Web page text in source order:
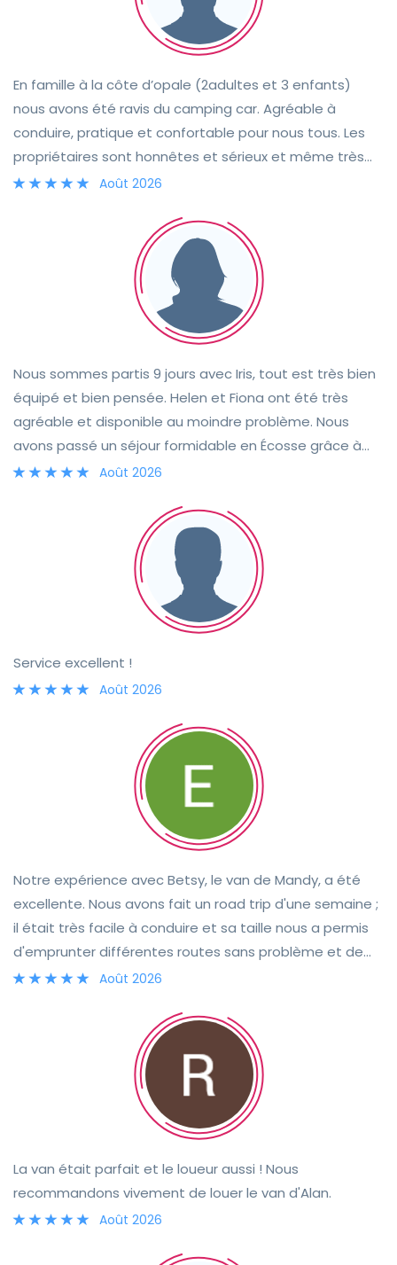
En famille à la côte d’opale (2adultes et 3 enfants)
nous avons été ravis du camping car. Agréable à
conduire, pratique et confortable pour nous tous. Les
propriétaires sont honnêtes et sérieux et même très
gentils puisqu’ils ne nous ont pas tenu rigueur de nos 2
expérience à refaire sans hésiter.
Août 2026
Nous sommes partis 9 jours avec Iris, tout est très bien
équipé et bien pensée. Helen et Fiona ont été très
agréable et disponible au moindre problème. Nous
avons passé un séjour formidable en Écosse grâce à
Iris, merci beaucoup.
Août 2026
Service excellent !
Août 2026
Notre expérience avec Betsy, le van de Mandy, a été
excellente. Nous avons fait un road trip d'une semaine ;
il était très facile à conduire et sa taille nous a permis
d'emprunter différentes routes sans problème et de
nous garer très facilement. Les équipements à bord
clés s'est faite sans encombre grâce à la grande
disponibilité de Mandy. Elle est restée joignable tout au
long de la location si nous avions besoin de quoi que ce
soit. Nous recommandons vivement Mandy et Betsy !
Août 2026
La van était parfait et le loueur aussi ! Nous
recommandons vivement de louer le van d'Alan.
Août 2026